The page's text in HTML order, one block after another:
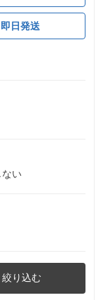
即日発送
ない
絞り込む